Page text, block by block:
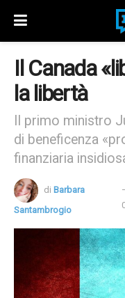
Il Canada
la libertà
Il primo ministro
di beneficenza
finanziaria
di Barbara
Santambrogio